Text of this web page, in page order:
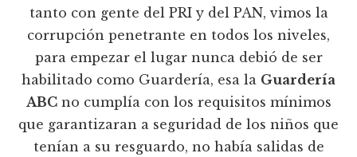
tanto con gente del PRI y del PAN, vimos la
corrupción penetrante en todos los niveles,
para empezar el lugar nunca debió de ser
habilitado como Guardería, esa la Guardería
ABCno cumplía con los requisitos mínimos
que garantizaran a seguridad de los niños que
tenían a su resguardo, no había salidas de